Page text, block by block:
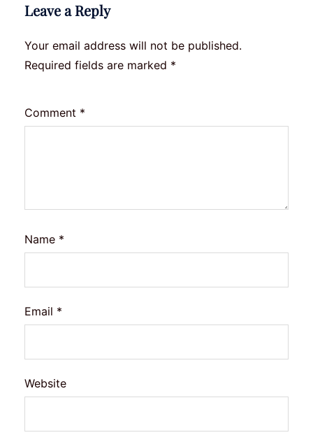
Leave a Reply
Your email address will not be published.
Required fields are marked *
Comment *
Name *
Email *
Website